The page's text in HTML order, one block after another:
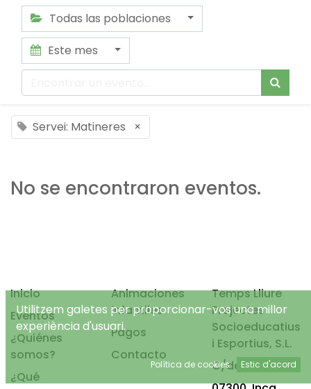
Todas las poblaciones
Este mes
Servei: Matineres ×
No se encontraron eventos.
Inicio
Eventos
¿Quiénes
somos?
¿Qué
Animaciones
infantiles
Pagos
Contacto
Temps Lliure
Projectes
Socioeducatius
i Esportius, S.L.
C/de Mancor, 4
Utilitzem galetes per proporcionar-vos una millor
experiència d'usuari.
Política de cookies Estic d'acord